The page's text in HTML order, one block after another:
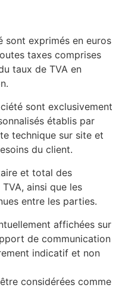
sont exprimés en euros
taxes comprises
taux de TVA en
sont exclusivement
établis par
technique sur site et
du client.
et total des
ainsi que les
entre les parties.
affichées sur
de communication
indicatif et non
considérées comme